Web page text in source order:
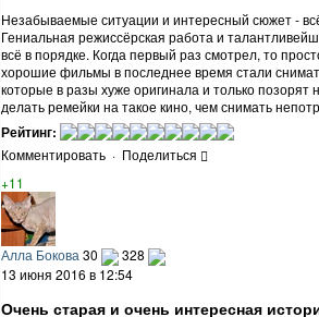
Незабываемые ситуации и интересный сюжет -
Гениальная режиссёрская работа и
всё в порядке. Когда первый раз смотрел, то
хорошие фильмы в последнее время стали
которые в разы хуже оригинала и только
делать ремейки на такое кино, чем снимать
Рейтинг:
Комментировать · Поделиться
+11
Алла Бокова 30
328
13 июня 2016 в 12:54
Очень старая и очень интересная